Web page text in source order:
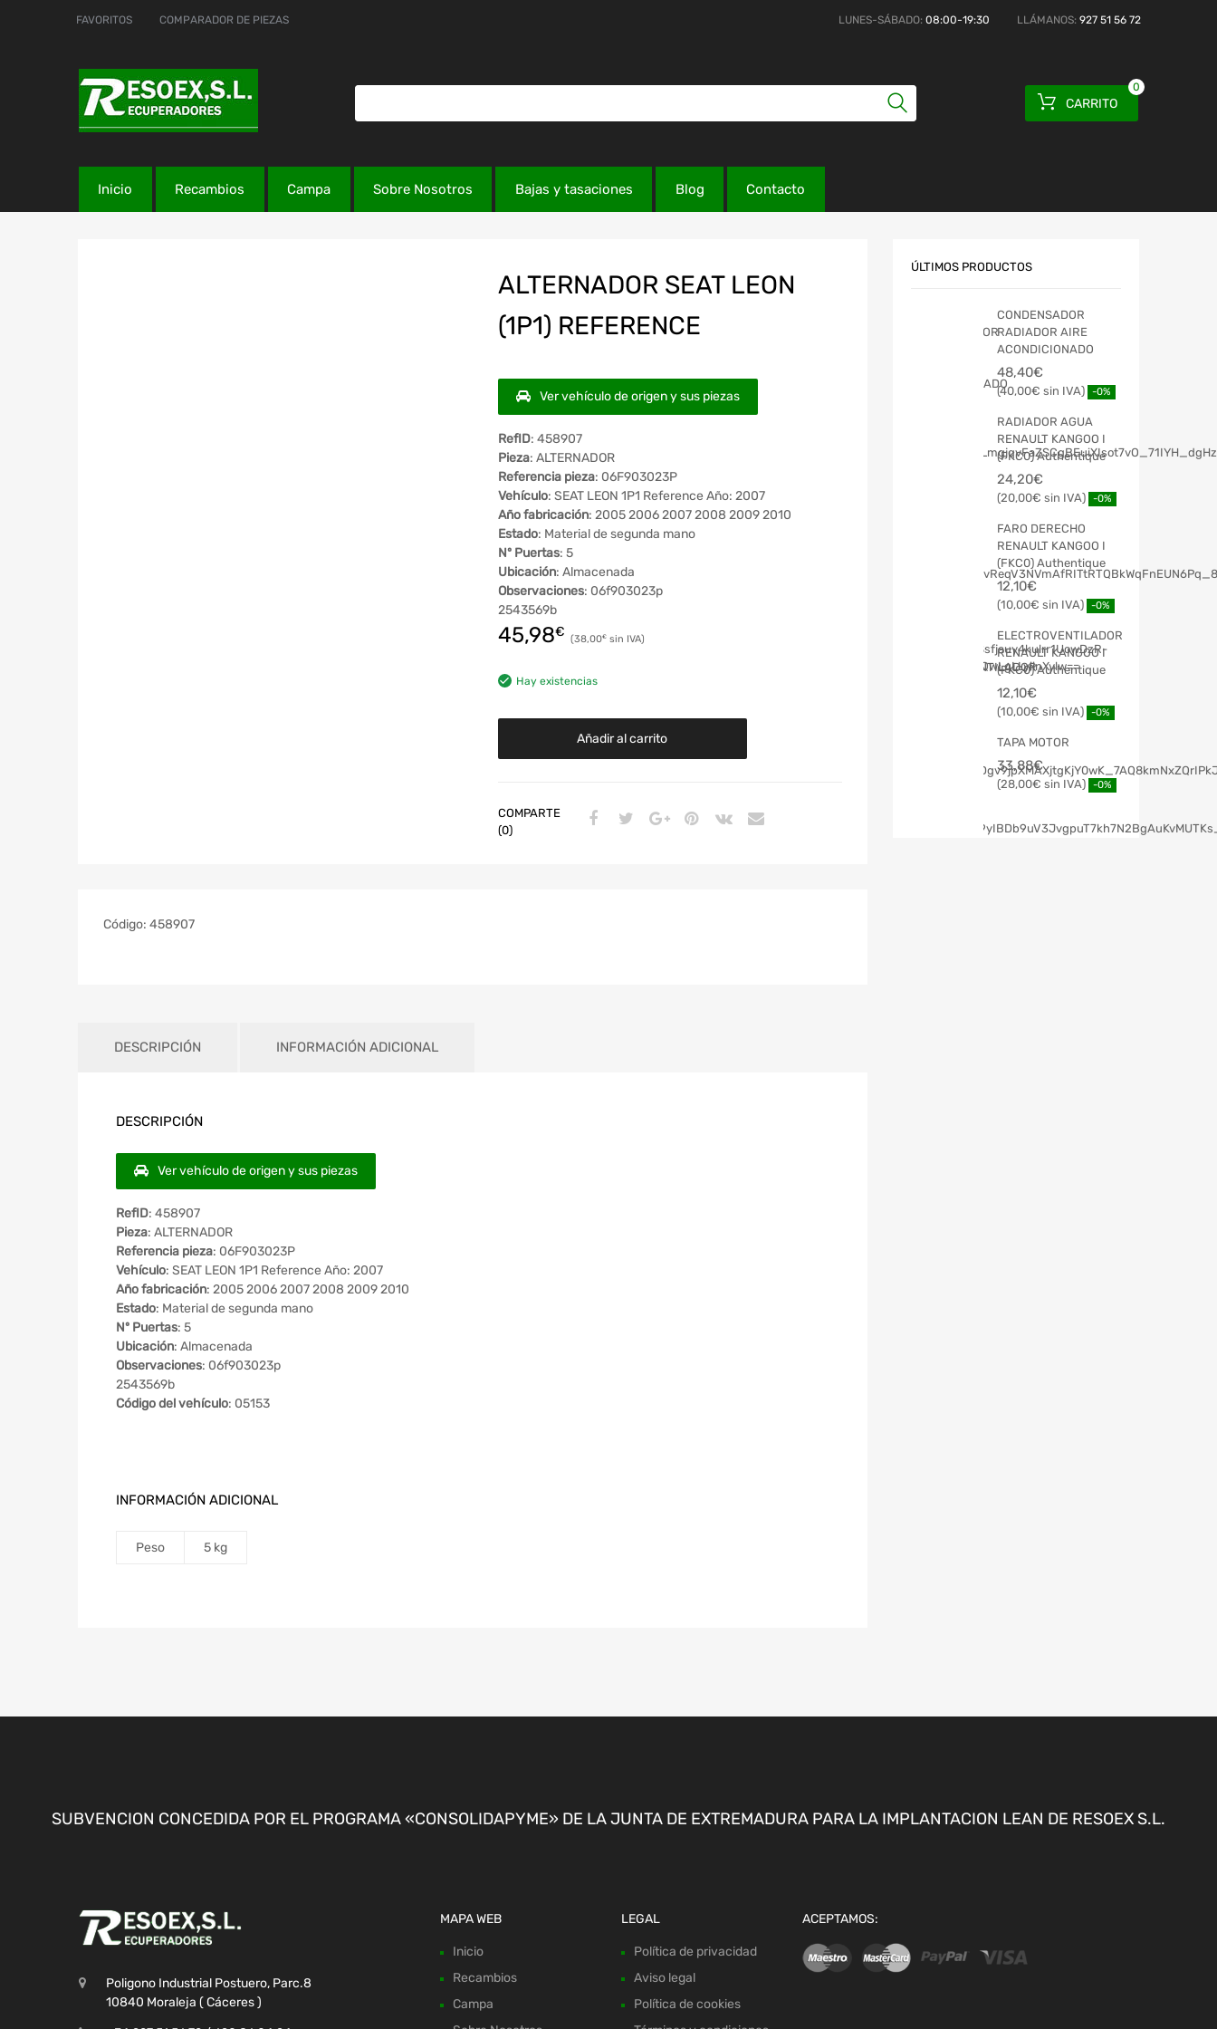
FAVORITOS COMPARADOR DE PIEZAS LUNES-SÁBADO: 08:00-19:30 LLÁMANOS: 927 51 56 72
CARRITO
0
Inicio Recambios Campa Sobre Nosotros Bajas y tasaciones Blog Contacto
ALTERNADOR SEAT LEON
(1P1) REFERENCE
Ver vehículo de origen y sus piezas
RefID: 458907
Pieza: ALTERNADOR
Referencia pieza: 06F903023P
Vehículo: SEAT LEON 1P1 Reference Año: 2007
Año fabricación: 2005 2006 2007 2008 2009 2010
Estado: Material de segunda mano
Nº Puertas: 5
Ubicación: Almacenada
Observaciones: 06f903023p
2543569b
45,98€ 38,00€
Hay existencias
Añadir al carrito
COMPARTE
(0)
Código: 458907
DESCRIPCIÓN INFORMACIÓN ADICIONAL
DESCRIPCIÓN
Ver vehículo de origen y sus piezas
RefID: 458907
Pieza: ALTERNADOR
Referencia pieza: 06F903023P
Vehículo: SEAT LEON 1P1 Reference Año: 2007
Año fabricación: 2005 2006 2007 2008 2009 2010
Estado: Material de segunda mano
Nº Puertas: 5
Ubicación: Almacenada
Observaciones: 06f903023p
2543569b
Código del vehículo: 05153
INFORMACIÓN ADICIONAL
Peso 5 kg
ÚLTIMOS PRODUCTOS
CONDENSADOR
RADIADOR AIRE
ACONDICIONADO
48,40€
40,00€ -0%
RADIADOR AGUA
RENAULT KANGOO I
(FKC0) Authentique
24,20€
20,00€ -0%
FARO DERECHO
RENAULT KANGOO I
(FKC0) Authentique
12,10€
10,00€ -0%
ELECTROVENTILADOR
RENAULT KANGOO I
(FKC0) Authentique
12,10€
10,00€ -0%
TAPA MOTOR
33,88€
28,00€ -0%
SUBVENCION CONCEDIDA POR EL PROGRAMA «CONSOLIDAPYME» DE LA JUNTA DE EXTREMADURA PARA LA IMPLANTACION LEAN DE RESOEX S.L.
Poligono Industrial Postuero, Parc.8
10840 Moraleja ( Cáceres )
MAPA WEB
Inicio
Recambios
Campa
LEGAL
Política de privacidad
Aviso legal
Política de cookies
ACEPTAMOS: